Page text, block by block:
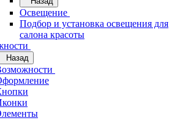
Освещение
Подбор и установка освещения для
салона красоты
Назад